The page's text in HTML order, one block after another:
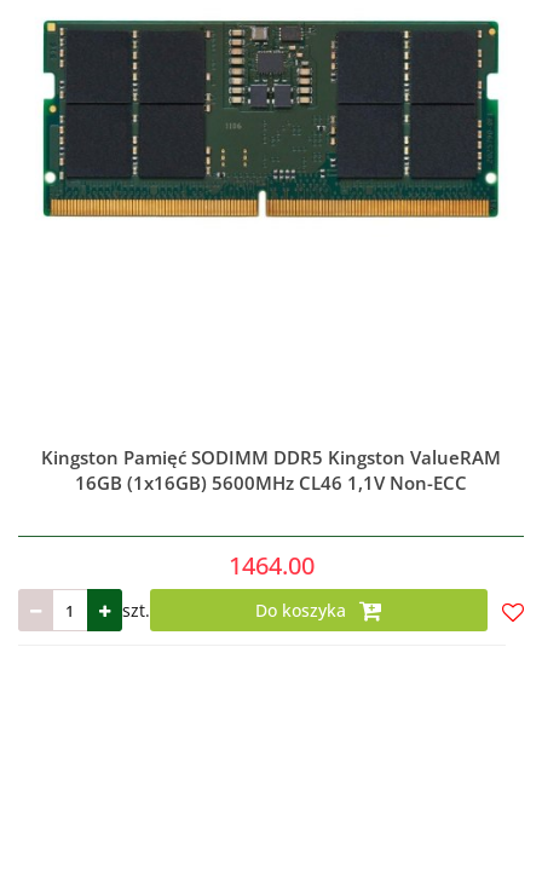
Kingston Pamięć SODIMM DDR5 Kingston ValueRAM
16GB (1x16GB) 5600MHz CL46 1,1V Non-ECC
1464.00
szt. Do koszyka